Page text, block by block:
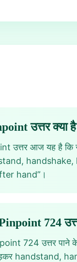
उत्तर क्या
उत्तर आज यह है कि
hand”।
724
724 उत्तर पाने
handstand,